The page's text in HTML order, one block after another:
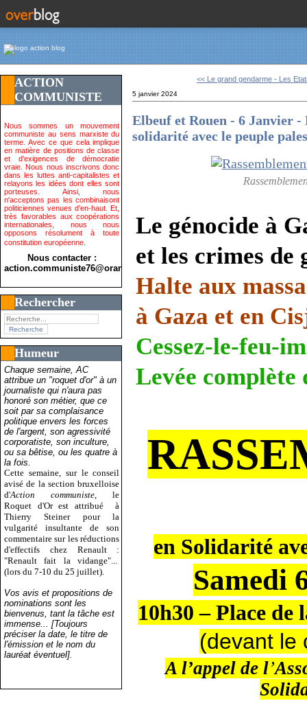
ACTION
COMMUNISTE
Nous sommes un mouvement
communiste au sens marxiste du
terme. Avec ce que cela implique
en matière de positions de classe
et d'exigences de démocratie
vraie. Nous nous inscrivons donc
dans les luttes anti-capitalistes et
relayons les idées dont elles sont
porteuses. Ainsi, nous
n'acceptons pas les combinaisont
politiciennes venues d'en-haut. Et,
très favorables aux coopérations
internationales, nous nous
opposons résolument à toute
constitution européenne.
Nous contacter :
action.communiste76@orange.fr>
Rechercher
Humeur
Chaque semaine, AC
attribue un "roquet d'or" à un
journaliste qui n'aura pas
honoré son métier, que ce
soit par sa complaisance
politique envers les forces
de l'argent, son agressivité
corporatiste, son inculture,
ou sa bêtise, ou les quatre à
la fois.
Cette semaine, sur le conseil
avisé de la section bruxelloise
d'Action communiste , le
Roquet d'Or est attribué
à
Thierry Steiner pour la
vulgarité insultante de son
commentaire sur les réductions
d'effectifs chez Renault :
"Renault fait la vidange"...
(lors du 7-10 du 25 juillet).
Vos avis et propositions de
nominations sont les
bienvenus, tant la tâche est
immense... [Toujours
préciser la date, le titre de
l'émission et le nom du
lauréat éventuel].
<< Le grand gendarme - Les
5 janvier 2024
Elbeuf et Rouen - 6 Janvier
solidarité avec le peuple
Le génocide à
et les crimes de
Halte aux
à Gaza et en
Cessez-le-feu-
Levée complète
en Solidarité
Samedi
10h30 – Place
(devant le
A l’appel de l’